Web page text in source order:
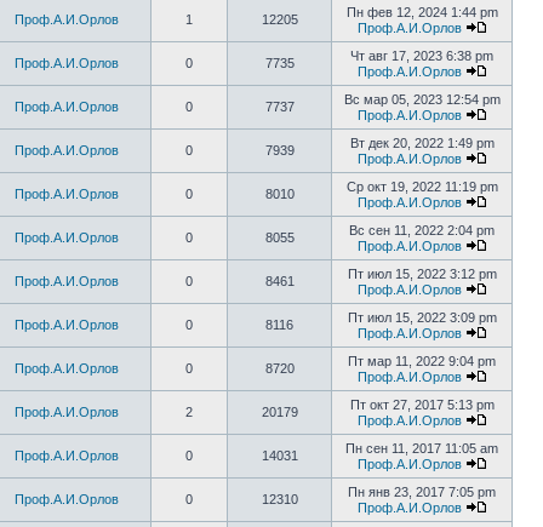
Проф.А.И.Орлов 1 12205
Пн фев 12, 2024 1:44 pm
Проф.А.И.Орлов
Проф.А.И.Орлов 0 7735
Чт авг 17, 2023 6:38 pm
Проф.А.И.Орлов
Проф.А.И.Орлов 0 7737
Вс мар 05, 2023 12:54 pm
Проф.А.И.Орлов
Проф.А.И.Орлов 0 7939
Вт дек 20, 2022 1:49 pm
Проф.А.И.Орлов
Проф.А.И.Орлов 0 8010
Ср окт 19, 2022 11:19 pm
Проф.А.И.Орлов
Проф.А.И.Орлов 0 8055
Вс сен 11, 2022 2:04 pm
Проф.А.И.Орлов
Проф.А.И.Орлов 0 8461
Пт июл 15, 2022 3:12 pm
Проф.А.И.Орлов
Проф.А.И.Орлов 0 8116
Пт июл 15, 2022 3:09 pm
Проф.А.И.Орлов
Проф.А.И.Орлов 0 8720
Пт мар 11, 2022 9:04 pm
Проф.А.И.Орлов
Проф.А.И.Орлов 2 20179
Пт окт 27, 2017 5:13 pm
Проф.А.И.Орлов
Проф.А.И.Орлов 0 14031
Пн сен 11, 2017 11:05 am
Проф.А.И.Орлов
Проф.А.И.Орлов 0 12310
Пн янв 23, 2017 7:05 pm
Проф.А.И.Орлов